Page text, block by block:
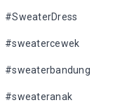
#SweaterDress
#sweatercewek
#sweaterbandung
#sweateranak